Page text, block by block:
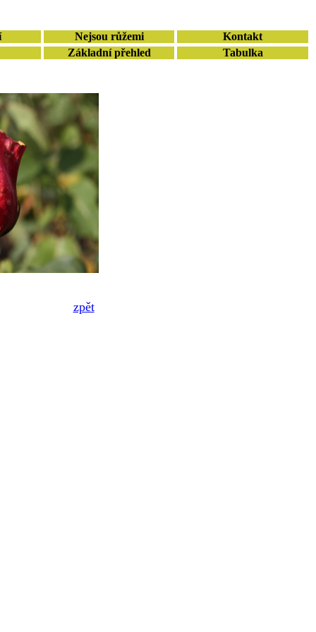
Nejsou růžemi
Kontakt
Základní přehled
Tabulka
zpět